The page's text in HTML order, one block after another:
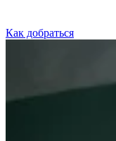
Как добраться